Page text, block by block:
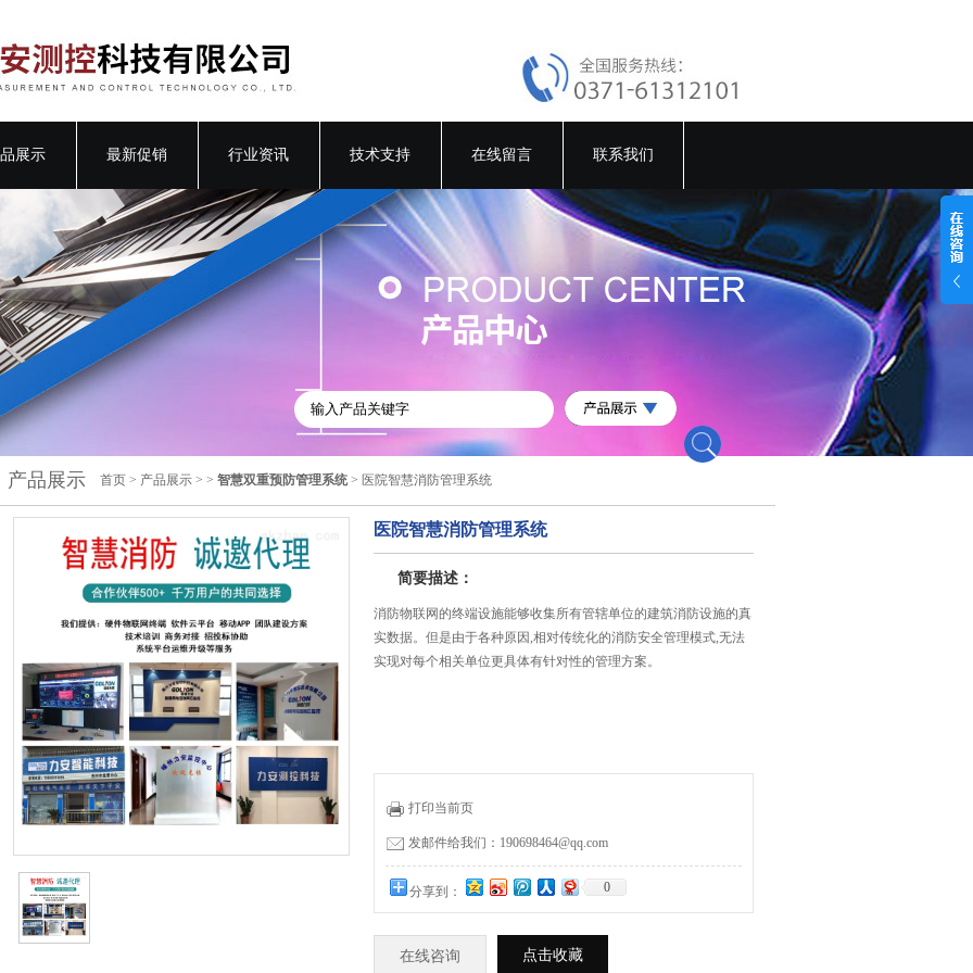
展示 最新促销 行业资讯 技术支持 在线留言 联系我们
产品展示 首页 > 产品展示 > > 智慧双重预防管理系统 > 医院智慧消防管理系统
医院智慧消防管理系统
简要描述：
消防物联网的终端设施能够收集所有管辖单位的建筑消防设施的真
实数据。但是由于各种原因,相对传统化的消防安全管理模式,无法
实现对每个相关单位更具体有针对性的管理方案。
打印当前页
发邮件给我们：190698464@qq.com
分享到： 0
在线咨询 点击收藏